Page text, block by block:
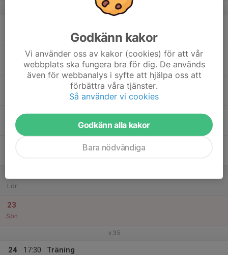
v.34
Sunnerbovallen
Tor
17:30
Träning OBS! Inställd
Sunnerbovallen
Lör
23
Sön
v.35
24
17:30
Träning
Godkänn kakor
Vi använder oss av kakor (cookies) för att vår
webbplats ska fungera bra för dig. De används
även för webbanalys i syfte att hjälpa oss att
förbättra våra tjänster.
Så använder vi cookies
Godkänn alla kakor
Bara nödvändiga